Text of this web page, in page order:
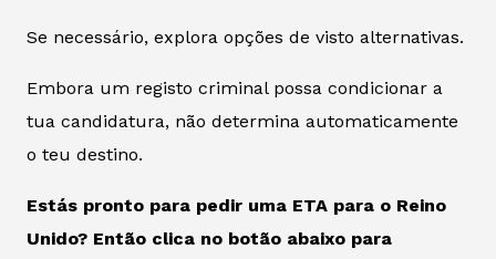
Se necessário, explora opções de visto alternativas.
Embora um registo criminal possa condicionar a
tua candidatura, não determina automaticamente
o teu destino.
Estás pronto para pedir uma ETA para o Reino
Unido? Então clica no botão abaixo para